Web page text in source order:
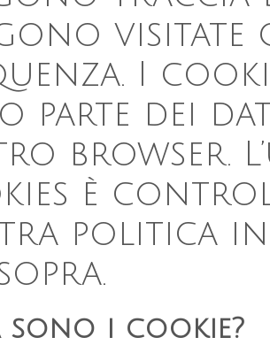
visitate
I
parte dei
browser.
è
politica in
sono i cookie?